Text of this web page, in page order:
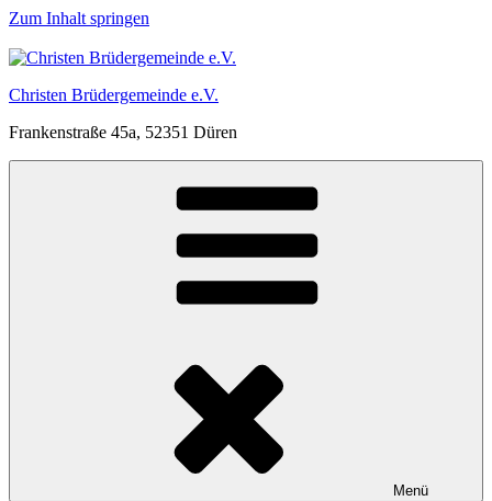
Zum Inhalt springen
Christen Brüdergemeinde e.V.
Frankenstraße 45a, 52351 Düren
Menü